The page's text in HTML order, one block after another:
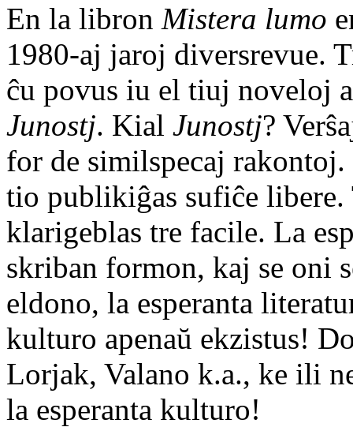
En la libron Mistera lumo
1980-aj jaroj diversrevue.
ĉu povus iu el tiuj noveloj
Junostj. Kial Junostj?
for de similspecaj rakontoj.
tio publikiĝas sufiĉe libere.
klarigeblas tre facile. La
skriban formon, kaj se oni
eldono, la esperanta
kulturo apenaŭ ekzistus!
Lorjak, Valano k.a., ke ili
la esperanta kulturo!